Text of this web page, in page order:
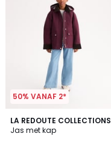
50% VANAF 2*
LA REDOUTE COLLECTIONS
Jas met kap
3
/